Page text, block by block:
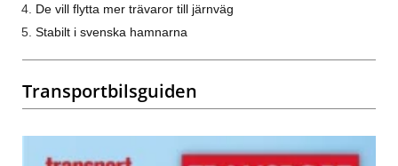
De vill flytta mer trävaror till järnväg
Stabilt i svenska hamnarna
Transportbilsguiden